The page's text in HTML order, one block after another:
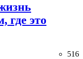
где это
516